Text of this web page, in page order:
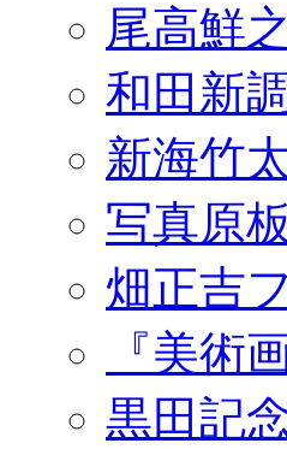
尾高鮮
和田新
新海竹
写真原
畑正吉
『美術
黒田記